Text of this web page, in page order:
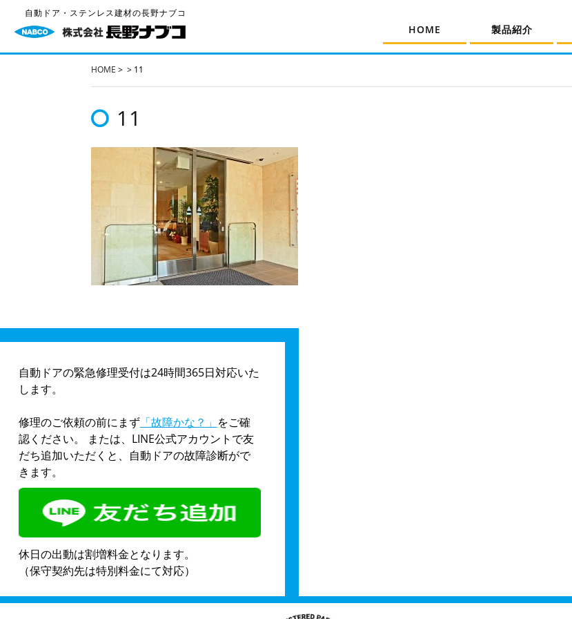
自動ドア・ステンレス建材の長野ナブコ
HOME 製品紹介
HOME > > 11
11
自動ドアの緊急修理受付は24時間365日対応いた
します。
修理のご依頼の前にまず「故障かな？」 をご確
認ください。 または、LINE公式アカウントで友
だち追加いただくと、自動ドアの故障診断がで
きます。
休日の出動は割増料金となります。
（保守契約先は特別料金にて対応）